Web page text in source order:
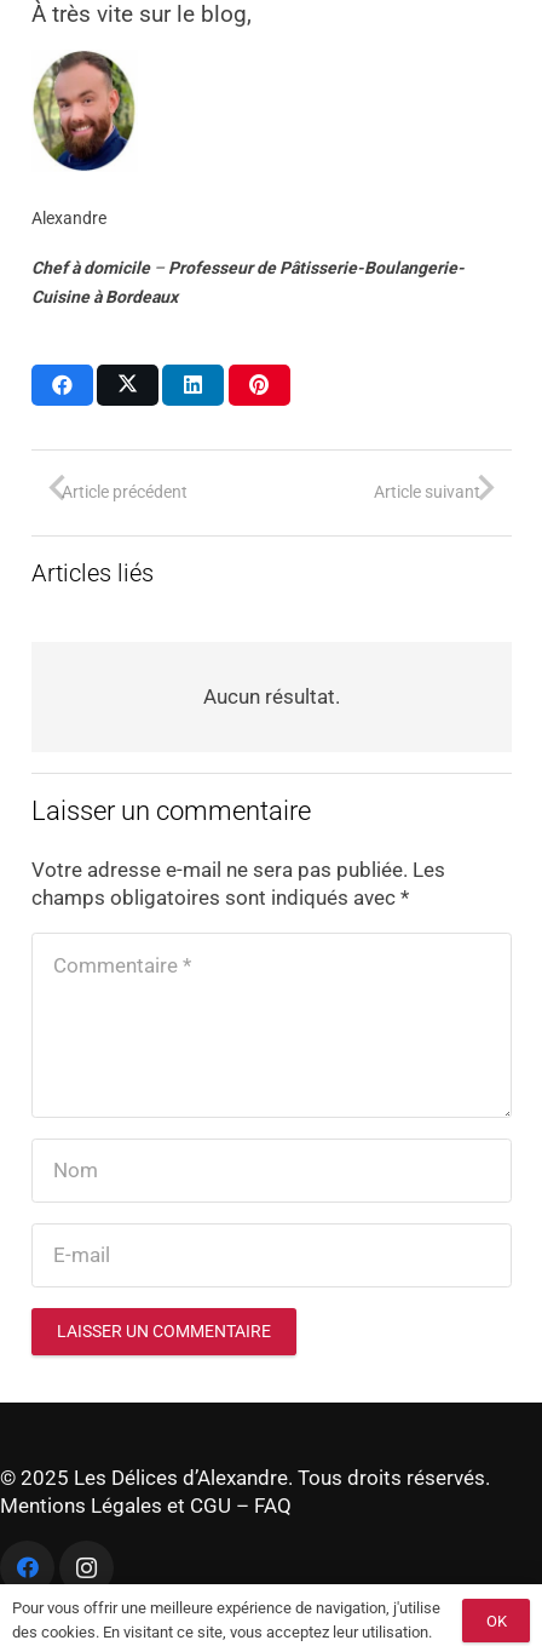
À très vite sur le blog,
Alexandre
Chef à domicile–Professeur de Pâtisserie-Boulangerie-
Cuisine à Bordeaux
Article précédent Article suivant
Articles liés
Aucun résultat.
Laisser un commentaire
Votre adresse e-mail ne sera pas publiée. Les
champs obligatoires sont indiqués avec *
LAISSER UN COMMENTAIRE
© 2025 Les Délices d’Alexandre. Tous droits réservés.
Mentions Légales et CGU – FAQ
Pour vous offrir une meilleure expérience de navigation, j'utilise
des cookies. En visitant ce site, vous acceptez leur utilisation.
OK